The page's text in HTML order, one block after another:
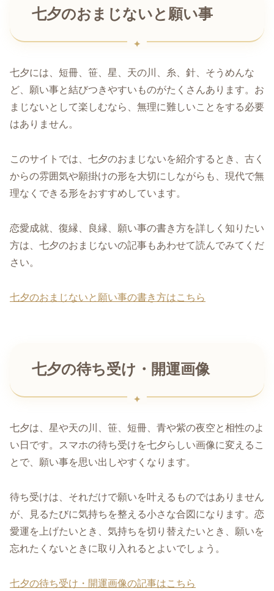
七夕のおまじないと願い事
七夕には、短冊、笹、星、天の川、糸、針、そうめんな
ど、願い事と結びつきやすいものがたくさんあります。お
まじないとして楽しむなら、無理に難しいことをする必要
はありません。
このサイトでは、七夕のおまじないを紹介するとき、古く
からの雰囲気や願掛けの形を大切にしながらも、現代で無
理なくできる形をおすすめしています。
恋愛成就、復縁、良縁、願い事の書き方を詳しく知りたい
方は、七夕のおまじないの記事もあわせて読んでみてくだ
さい。
七夕のおまじないと願い事の書き方はこちら
七夕の待ち受け・開運画像
七夕は、星や天の川、笹、短冊、青や紫の夜空と相性のよ
い日です。スマホの待ち受けを七夕らしい画像に変えるこ
とで、願い事を思い出しやすくなります。
待ち受けは、それだけで願いを叶えるものではありません
が、見るたびに気持ちを整える小さな合図になります。恋
愛運を上げたいとき、気持ちを切り替えたいとき、願いを
忘れたくないときに取り入れるとよいでしょう。
七夕の待ち受け・開運画像の記事はこちら